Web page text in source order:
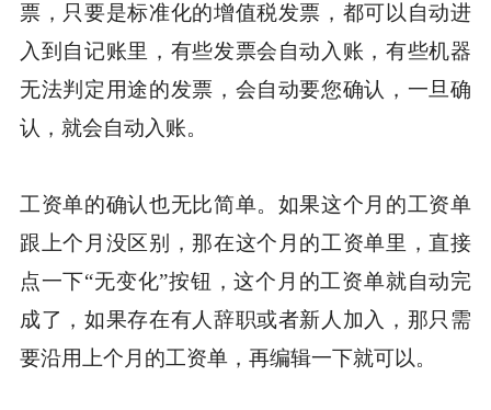
票，只要是标准化的增值税发票，都可以自动进
入到自记账里，有些发票会自动入账，有些机器
无法判定用途的发票，会自动要您确认，一旦确
认，就会自动入账。
工资单的确认也无比简单。如果这个月的工资单
跟上个月没区别，那在这个月的工资单里，直接
点一下“无变化”按钮，这个月的工资单就自动完
成了，如果存在有人辞职或者新人加入，那只需
要沿用上个月的工资单，再编辑一下就可以。